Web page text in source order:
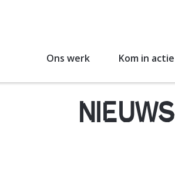
Ons werk Kom in actie
NIEUWS